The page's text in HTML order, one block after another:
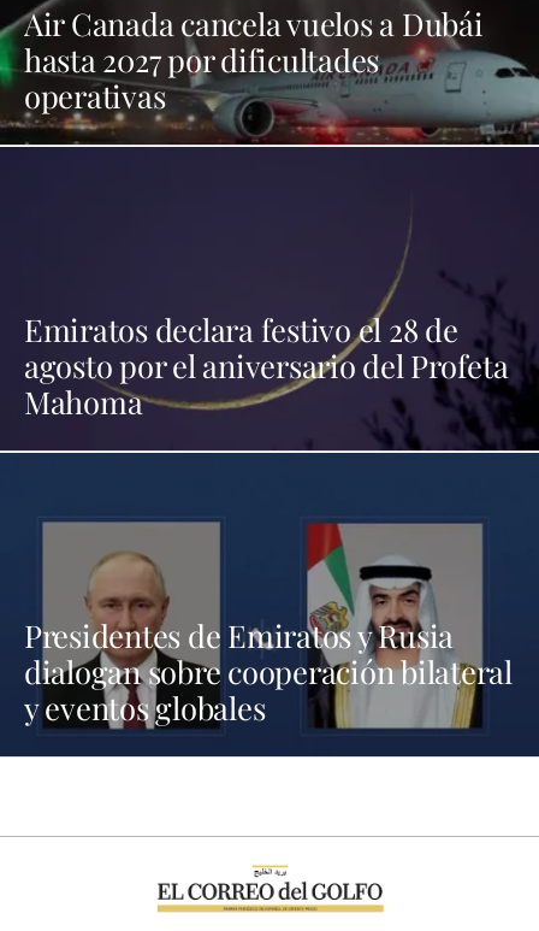
Air Canada cancela vuelos a Dubái
hasta 2027 por dificultades
operativas
Emiratos declara festivo el 28 de
agosto por el aniversario del Profeta
Mahoma
Presidentes de Emiratos y Rusia
dialogan sobre cooperación bilateral
y eventos globales